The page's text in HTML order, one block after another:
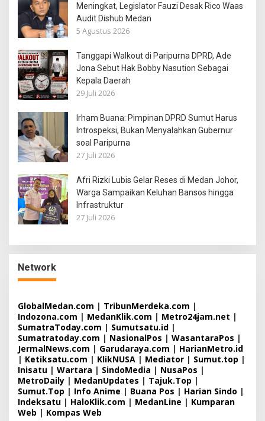
Meningkat, Legislator Fauzi Desak Rico Waas
Audit Dishub Medan
5 Agustus 2026
Tanggapi Walkout di Paripurna DPRD, Ade
Jona Sebut Hak Bobby Nasution Sebagai
Kepala Daerah
29 Juli 2026
Irham Buana: Pimpinan DPRD Sumut Harus
Introspeksi, Bukan Menyalahkan Gubernur
soal Paripurna
27 Juli 2026
Afri Rizki Lubis Gelar Reses di Medan Johor,
Warga Sampaikan Keluhan Bansos hingga
Infrastruktur
27 Juli 2026
Network
GlobalMedan.com | TribunMerdeka.com |
Indozona.com | MedanKlik.com | Metro24jam.net |
SumatraToday.com | Sumutsatu.id |
Sumatratoday.com | NasionalPos | WasantaraPos |
JermalNews.com | Garudaraya.com | HarianMetro.id
| Ketiksatu.com | KlikNUSA | Mediator | Sumut.top |
Inisatu | Wartara | SindoMedia | NusaPos |
MetroDaily | MedanUpdates | Tajuk.Top |
Sumut.Top | Info Anime | Buana Pos | Harian Sindo |
Indeksatu | HaloKlik.com | MedanLine | Kumparan
Web | Kompas Web